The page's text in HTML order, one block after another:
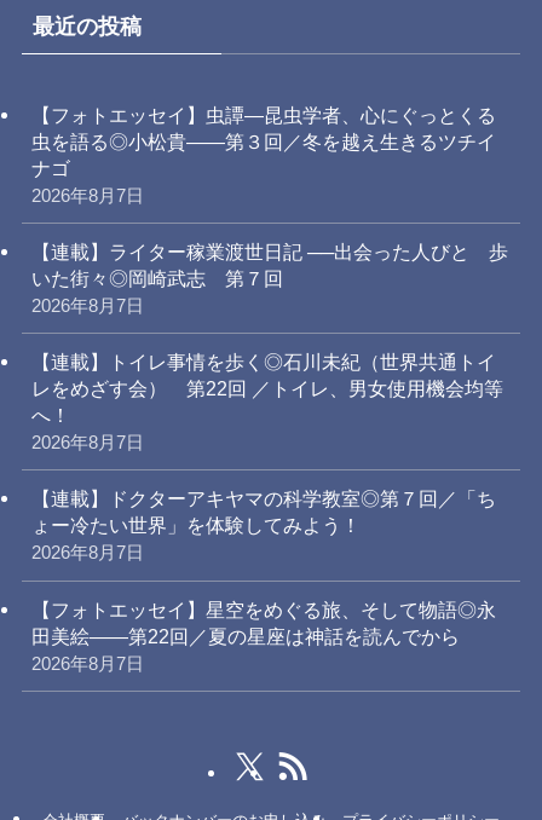
最近の投稿
【フォトエッセイ】虫譚―昆虫学者、心にぐっとくる
虫を語る◎小松貴――第３回／冬を越え生きるツチイ
ナゴ
2026年8月7日
【連載】ライター稼業渡世日記 ──出会った人びと 歩
いた街々◎岡崎武志 第７回
2026年8月7日
【連載】トイレ事情を歩く◎石川未紀（世界共通トイ
レをめざす会） 第22回 ／トイレ、男女使用機会均等
へ！
2026年8月7日
【連載】ドクターアキヤマの科学教室◎第７回／「ち
ょー冷たい世界」を体験してみよう！
2026年8月7日
【フォトエッセイ】星空をめぐる旅、そして物語◎永
田美絵——第22回／夏の星座は神話を読んでから
2026年8月7日